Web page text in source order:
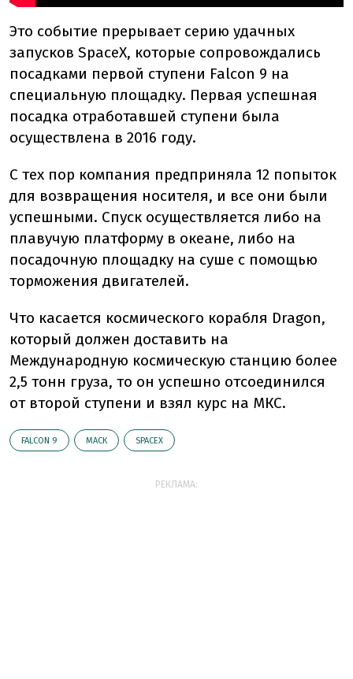
Это событие прерывает серию удачных
запусков SpaceX, которые сопровождались
посадками первой ступени Falcon 9 на
специальную площадку. Первая успешная
посадка отработавшей ступени была
осуществлена в 2016 году.
С тех пор компания предприняла 12 попыток
для возвращения носителя, и все они были
успешными. Спуск осуществляется либо на
плавучую платформу в океане, либо на
посадочную площадку на суше с помощью
торможения двигателей.
Что касается космического корабля Dragon,
который должен доставить на
Международную космическую станцию более
2,5 тонн груза, то он успешно отсоединился
от второй ступени и взял курс на МКС.
FALCON 9 МАСК SPACEX
РЕКЛАМА: